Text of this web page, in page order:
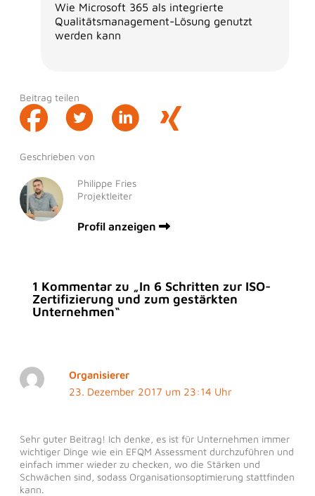
Wie Microsoft 365 als integrierte
Qualitätsmanagement-Lösung genutzt
werden kann
Beitrag teilen
Geschrieben von
Philippe Fries
Projektleiter
Profil anzeigen
1 Kommentar zu „In 6 Schritten zur ISO-
Zertifizierung und zum gestärkten
Unternehmen“
Organisierer
23. Dezember 2017 um 23:14 Uhr
Sehr guter Beitrag! Ich denke, es ist für Unternehmen immer
wichtiger Dinge wie ein EFQM Assessment durchzuführen und
einfach immer wieder zu checken, wo die Stärken und
Schwächen sind, sodass Organisationsoptimierung stattfinden
kann.